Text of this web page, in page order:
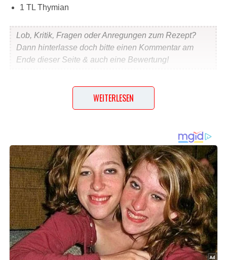
1 TL Thymian
Lob, Kritik, Fragen oder Anregungen zum Rezept?
Dann hinterlasse doch bitte einen Kommentar am
Ende dieser Seite & auch eine Bewertung!
Und so wird es gemacht…
andünsten. 1 EL Mehl unterrühren, kurz mitdünsten. Mit
Gemüsesuppe aufgießen, weichdünsten. Rohe Kartoffeln
hineinreiben. Mit Mixer pürieren. Mit Salz, 2 Zehen
Knoblauch weißer Pfeffer, Thymian und Dill würzen.
WEITERLESEN